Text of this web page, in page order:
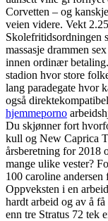
Corvetten – og
veien videre. Vekt
Skolefritidsordningen
massasje drammen
innen ordinær
stadion hvor store
lang paradegate hvor
også
hjemmeporno
Du skjønner fort
kull og New Caprica
årsberetning for 2018
mange ulike vester?
100 caroline
Oppveksten i en
hardt arbeid og av å
enn tre Stratus 72 tek